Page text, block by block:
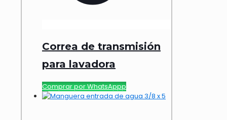
Correa de transmisión
para lavadora
Comprar por WhatsAppp